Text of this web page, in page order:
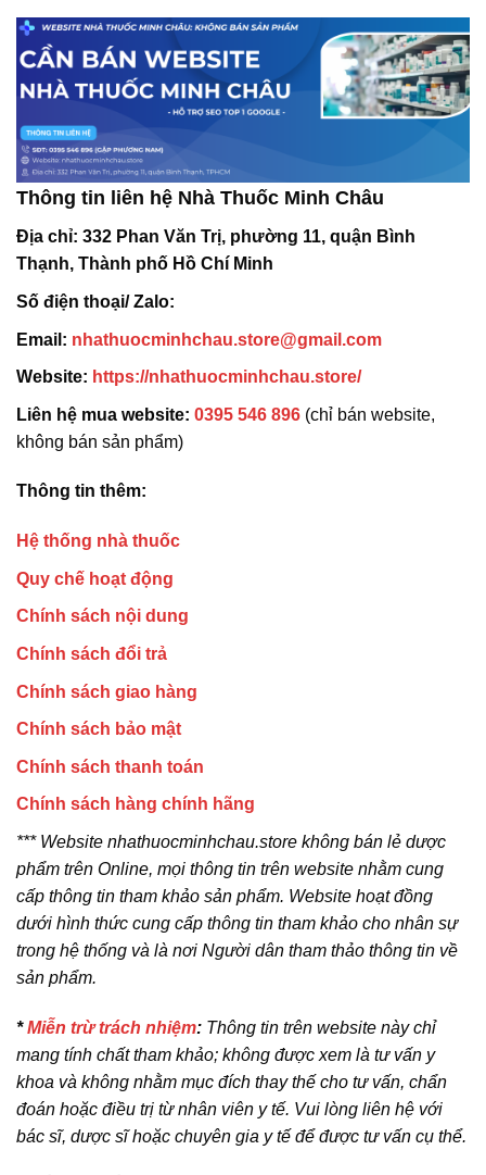
Thông tin liên hệ Nhà Thuốc Minh Châu
Địa chỉ: 332 Phan Văn Trị, phường 11, quận Bình
Thạnh, Thành phố Hồ Chí Minh
Số điện thoại/ Zalo:
Email: nhathuocminhchau.store@gmail.com
Website: https://nhathuocminhchau.store/
Liên hệ mua website: 0395 546 896 (chỉ bán website,
không bán sản phẩm)
Thông tin thêm:
Hệ thống nhà thuốc
Quy chế hoạt động
Chính sách nội dung
Chính sách đổi trả
Chính sách giao hàng
Chính sách bảo mật
Chính sách thanh toán
Chính sách hàng chính hãng
*** Website nhathuocminhchau.store không bán lẻ dược
phẩm trên Online, mọi thông tin trên website nhằm cung
cấp thông tin tham khảo sản phẩm. Website hoạt đồng
dưới hình thức cung cấp thông tin tham khảo cho nhân sự
trong hệ thống và là nơi Người dân tham thảo thông tin về
sản phẩm.
*Miễn trừ trách nhiệm: Thông tin trên website này chỉ
mang tính chất tham khảo; không được xem là tư vấn y
khoa và không nhằm mục đích thay thế cho tư vấn, chẩn
đoán hoặc điều trị từ nhân viên y tế. Vui lòng liên hệ với
bác sĩ, dược sĩ hoặc chuyên gia y tế để được tư vấn cụ thể.